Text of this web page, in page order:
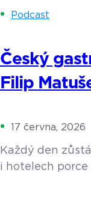
Podcast
Český
Filip
17 června, 2026
Každý den
i hotelech porce